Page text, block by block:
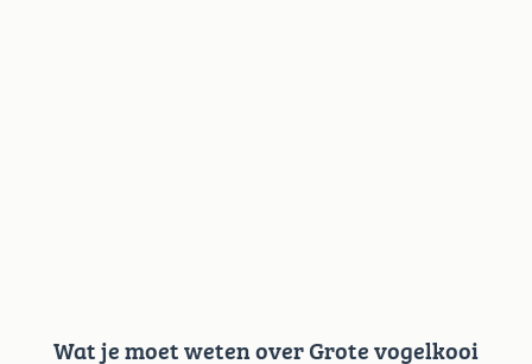
Wat je moet weten over Grote vogelkooi